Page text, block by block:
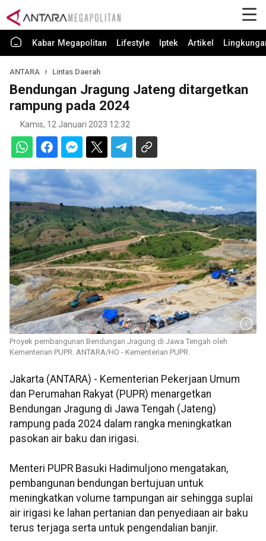
Kabar Megapolitan Lifestyle Iptek Artikel
ANTARA Lintas Daerah
Bendungan Jragung Jateng ditargetkan
rampung pada 2024
Kamis, 12 Januari 2023 12:32
Proyek pembangunan Bendungan Jragung di Jawa Tengah oleh
Kementerian PUPR. ANTARA/HO - Kementerian PUPR.
Jakarta (ANTARA) - Kementerian Pekerjaan Umum
dan Perumahan Rakyat (PUPR) menargetkan
Bendungan Jragung di Jawa Tengah (Jateng)
rampung pada 2024 dalam rangka meningkatkan
pasokan air baku dan irigasi.
Menteri PUPR Basuki Hadimuljono mengatakan,
pembangunan bendungan bertujuan untuk
meningkatkan volume tampungan air sehingga suplai
air irigasi ke lahan pertanian dan penyediaan air baku
terus terjaga serta untuk pengendalian banjir.